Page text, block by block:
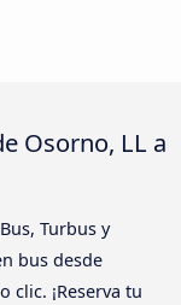
Osorno, LL a
Turbus y
bus desde
clic. ¡Reserva tu